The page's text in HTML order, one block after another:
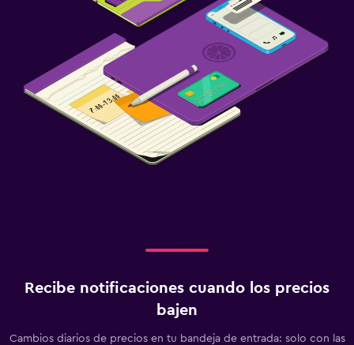
Recibe notificaciones cuando los precios
bajen
Cambios diarios de precios en tu bandeja de entrada: solo con las